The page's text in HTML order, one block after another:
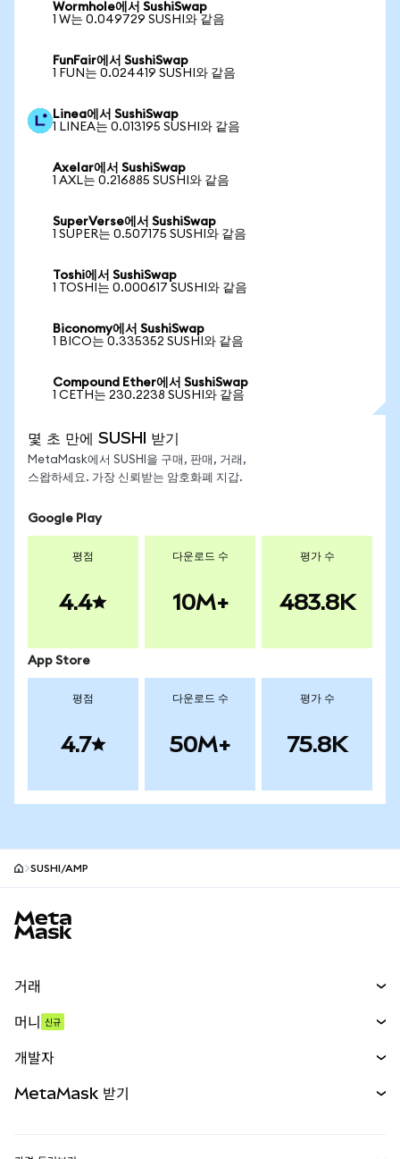
Wormhole에서 SushiSwap
1 W는 0.049729 SUSHI와 같음
FunFair에서 SushiSwap
1 FUN는 0.024419 SUSHI와 같음
Linea에서 SushiSwap
1 LINEA는 0.013195 SUSHI와 같음
Axelar에서 SushiSwap
1 AXL는 0.216885 SUSHI와 같음
SuperVerse에서 SushiSwap
1 SUPER는 0.507175 SUSHI와 같음
Toshi에서 SushiSwap
1 TOSHI는 0.000617 SUSHI와 같음
Biconomy에서 SushiSwap
1 BICO는 0.335352 SUSHI와 같음
Compound Ether에서 SushiSwap
1 CETH는 230.2238 SUSHI와 같음
몇 초 만에 SUSHI 받기
MetaMask에서 SUSHI을 구매, 판매, 거래,
스왑하세요. 가장 신뢰받는 암호화폐 지갑.
Google Play
평점
4.4
다운로드 수
10M+
평가 수
483.8K
App Store
평점
4.7
다운로드 수
50M+
평가 수
75.8K
SUSHI/AMP
거래
무기한 선물
실물자산
머니 신규
개발자
MetaMask 받기